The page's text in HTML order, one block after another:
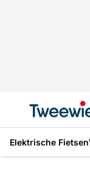
Elektrische Fietsen